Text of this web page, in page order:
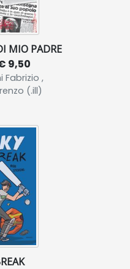
MIO PADRE
9,50
Fabrizio ,
(.ill)